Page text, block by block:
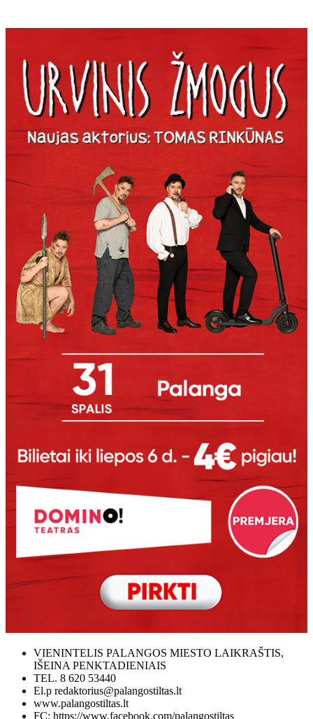
VIENINTELIS PALANGOS MIESTO LAIKRAŠTIS,
IŠEINA PENKTADIENIAIS
TEL. 8 620 53440
El.p redaktorius@palangostiltas.lt
www.palangostiltas.lt
FC: https://www.facebook.com/palangostiltas